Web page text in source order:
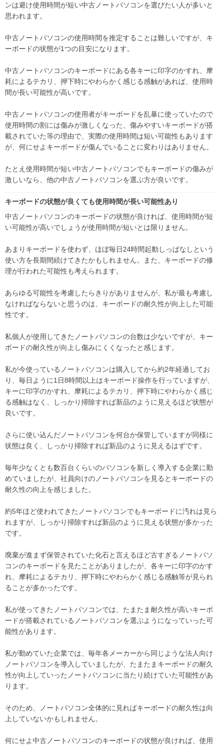
ンは避け使用時間が短い中古ノートパソコンを選びたい人が多いと
思われます。
中古ノートパソコンの使用時間を推定することは難しいですが、キ
ーボードの状態が1つの目安になります。
中古ノートパソコンのキーボードにある各キーに印字のかすれ、摩
耗によるテカリ、押下時にやわらかく感じる感触があれば、使用時
間が長い可能性が高いです。
中古ノートパソコンの使用者がキーボードを乱暴に使っていたので
使用時間の割には傷みが激しくなった、傷みやすいキーボードが搭
載されていた等の理由で、実際の使用時間は短い可能性もあります
が、何にせよキーボードが傷んでいることに変わりはありません。
たとえ使用時間が短い中古ノートパソコンでもキーボードの傷みが
激しいなら、他の中古ノートパソコンを選ぶ方が良いです。
キーボードの状態が良くても使用時間が長い可能性あり
中古ノートパソコンのキーボードの状態が良ければ、使用時間が短
い可能性が高いでしょうが使用時間が短いとは限りません。
あまりキーボードを使わず、ほぼ毎日24時間起動しっぱなしという
使い方を長期間続けてきたかもしれません。また、キーボードの修
理が行われた可能性も考えられます。
あらゆる可能性を考慮したらきりがありませんが、私が最も考慮し
なければならないと思うのは、キーボードの耐久性が向上した可能
性です。
私個人が使用してきたノートパソコンの台数は少ないですが、キー
ボードの耐久性が向上し傷みにくくなったと感じます。
私が今使っているノートパソコンは購入してから約2年経過してお
り、毎日ように1日8時間以上はキーボード操作を行っていますが、
キーに印字のかすれ、摩耗によるテカリ、押下時にやわらかく感じ
る感触はなく、しっかり掃除すれば新品のように見えるほど状態が
良いです。
さらに使い込んだノートパソコンを何台か保管していますが同様に
状態は良く、しっかり掃除すれば新品のように見えるはずです。
毎年少なくとも数百台くらいのパソコンを新しく導入する企業に勤
めていましたが、社員向けのノートパソコンを見るとキーボードの
耐久性の向上を感じました。
約5年ほど使われてきたノートパソコンでもキーボードに汚れは見ら
れますが、しっかり掃除すれば新品のように見える状態が多かった
です。
廃棄が進まず保管されていた化石と言えるほど古すぎるノートパソ
コンのキーボードを見たことがありましたが、各キーに印字のかす
れ、摩耗によるテカリ、押下時にやわらかく感じる感触等が見られ
ることが多かったです。
私が使ってきたノートパソコンでは、たまたま耐久性が高いキーボ
ードが搭載されているノートパソコンを選ぶようになっていった可
能性があります。
私が勤めていた企業では、毎年各メーカーから同じような法人向け
ノートパソコンを導入していましたが、たまたまキーボードの耐久
性が向上していったノートパソコンに当たり続けていた可能性があ
ります。
そのため、ノートパソコン全体的に見ればキーボードの耐久性は向
上していないかもしれません。
何にせよ中古ノートパソコンのキーボードの状態が良ければ、使用